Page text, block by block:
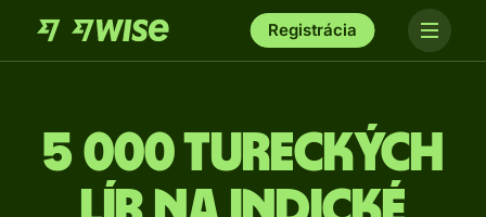
Registrácia
5 000 Tureckých